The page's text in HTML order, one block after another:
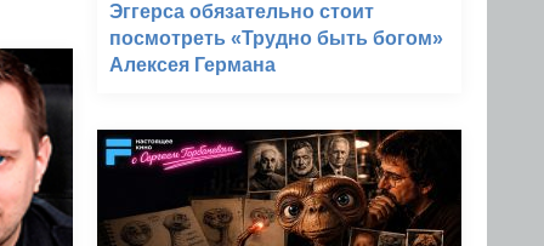
Эггерса обязательно стоит
посмотреть «Трудно быть богом»
Алексея Германа